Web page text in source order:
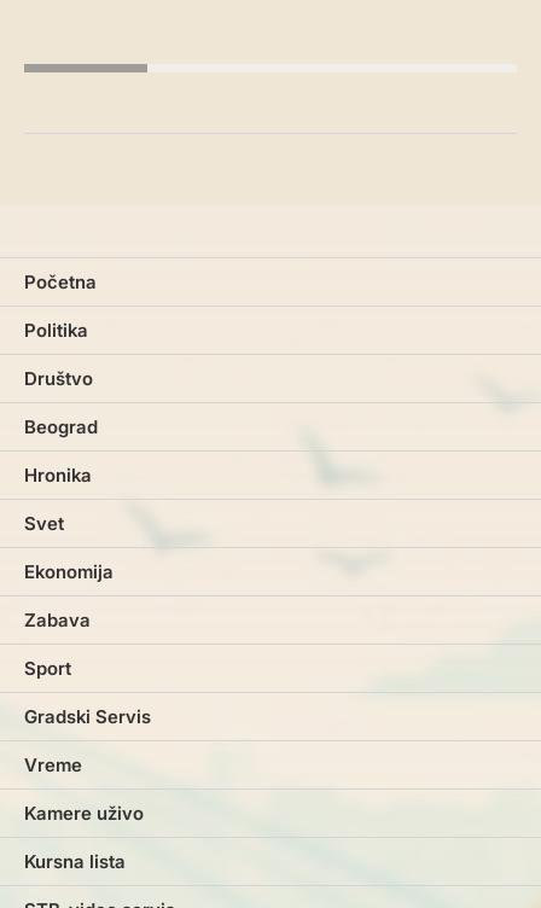
Početna
Politika
Društvo
Beograd
Hronika
Svet
Ekonomija
Zabava
Sport
Gradski Servis
Vreme
Kamere uživo
Kursna lista